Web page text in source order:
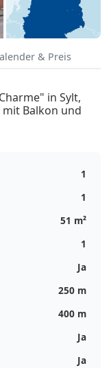
& Preis
in Sylt,
Balkon und
1
1
51 m²
1
Ja
250 m
400 m
Ja
Ja